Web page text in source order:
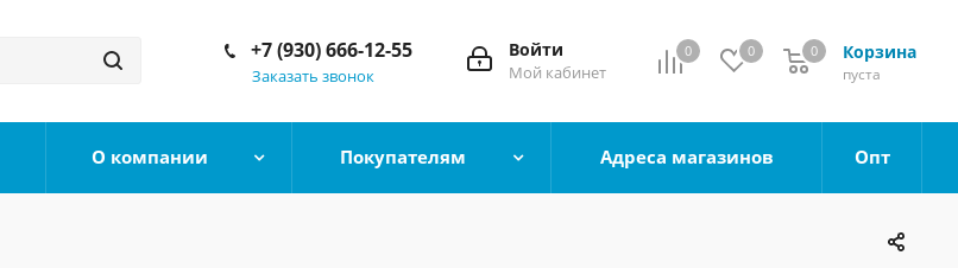
0 0 Корзина
0
пуста
0
Войти
Мой кабинет
+7 (930) 666-12-55
Заказать звонок
О компании Покупателям Адреса магазинов Опт